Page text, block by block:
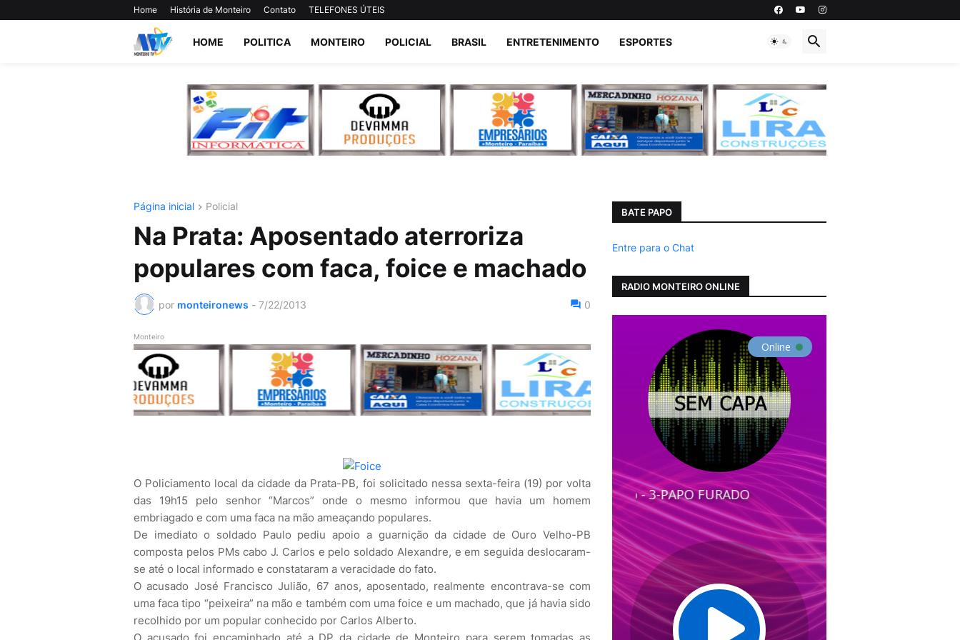
Home História de Monteiro Contato TELEFONES ÚTEIS
HOME POLITICA MONTEIRO POLICIAL BRASIL ENTRETENIMENTO ESPORTES
Página inicial Policial
Na Prata: Aposentado aterroriza
populares com faca, foice e machado
por monteironews - 7/22/2013 0
Monteiro
O Policiamento local da cidade da Prata-PB, foi solicitado nessa sexta-feira (19) por volta
das 19h15 pelo senhor “Marcos” onde o mesmo informou que havia um homem
embriagado e com uma faca na mão ameaçando populares.
De imediato o soldado Paulo pediu apoio a guarnição da cidade de Ouro Velho-PB
composta pelos PMs cabo J. Carlos e pelo soldado Alexandre, e em seguida deslocaram-
se até o local informado e constataram a veracidade do fato.
O acusado José Francisco Julião, 67 anos, aposentado, realmente encontrava-se com
uma faca tipo “peixeira” na mão e também com uma foice e um machado, que já havia sido
recolhido por um popular conhecido por Carlos Alberto.
BATE PAPO
Entre para o Chat
RADIO MONTEIRO ONLINE